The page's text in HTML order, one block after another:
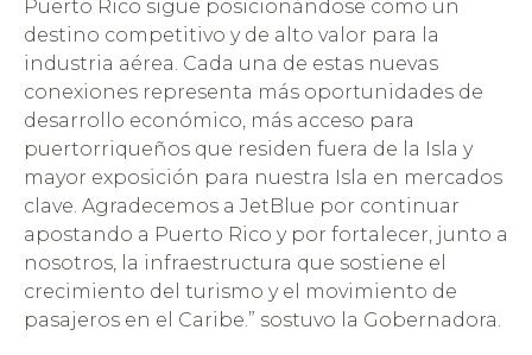
Puerto Rico sigue posicionándose como un
destino competitivo y de alto valor para la
industria aérea. Cada una de estas nuevas
conexiones representa más oportunidades de
desarrollo económico, más acceso para
puertorriqueños que residen fuera de la Isla y
mayor exposición para nuestra Isla en mercados
clave. Agradecemos a JetBlue por continuar
apostando a Puerto Rico y por fortalecer, junto a
nosotros, la infraestructura que sostiene el
crecimiento del turismo y el movimiento de
pasajeros en el Caribe.” sostuvo la Gobernadora.